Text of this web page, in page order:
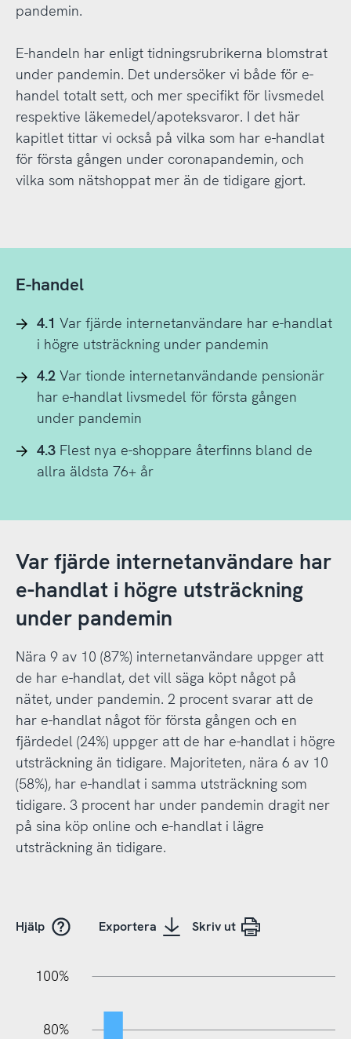
pandemin.
E-handeln har enligt tidningsrubrikerna blomstrat
under pandemin. Det undersöker vi både för e-
handel totalt sett, och mer specifikt för livsmedel
respektive läkemedel/apoteksvaror. I det här
kapitlet tittar vi också på vilka som har e-handlat
för första gången under coronapandemin, och
vilka som nätshoppat mer än de tidigare gjort.
E-handel
4.1 Var fjärde internetanvändare har e-handlat
i högre utsträckning under pandemin
4.2Var tionde internetanvändande pensionär
har e-handlat livsmedel för första gången
under pandemin
4.3Flest nya e-shoppare återfinns bland de
allra äldsta 76+ år
Var fjärde internetanvändare har
e-handlat i högre utsträckning
under pandemin
Nära 9 av 10 (87%) internetanvändare uppger att
de har e-handlat, det vill säga köpt något på
nätet, under pandemin. 2 procent svarar att de
har e-handlat något för första gången och en
fjärdedel (24%) uppger att de har e-handlat i högre
utsträckning än tidigare. Majoriteten, nära 6 av 10
(58%), har e-handlat i samma utsträckning som
tidigare. 3 procent har under pandemin dragit ner
på sina köp online och e-handlat i lägre
utsträckning än tidigare.
Hjälp Exportera Skriv ut
100%
80%